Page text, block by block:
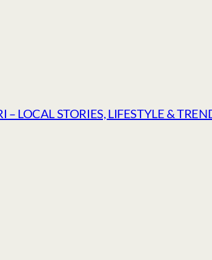
– LOCAL STORIES, LIFESTYLE &